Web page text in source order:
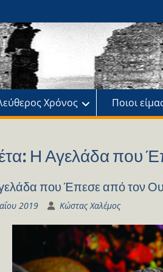
Χρόνος Ποιοι
Η Αγελάδα που
που Έπεσε από τον
2019 Κώστας Χαλέμος